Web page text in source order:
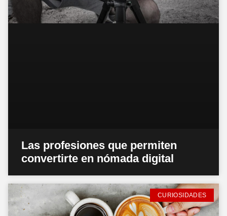
Las profesiones que permiten
convertirte en nómada digital
CURIOSIDADES